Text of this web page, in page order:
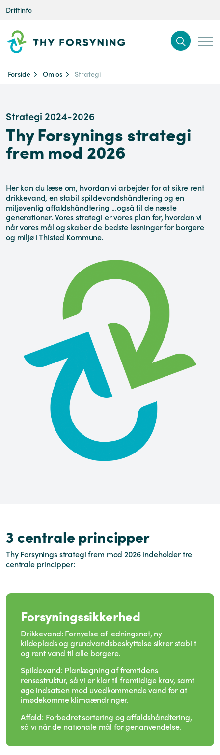
Driftinfo
Forside Om os Strategi
Strategi 2024-2026
Thy Forsynings strategi
frem mod 2026
Her kan du læse om, hvordan vi arbejder for at sikre rent
drikkevand, en stabil spildevandshåndtering og en
miljøvenlig affaldshåndtering ...også til de næste
generationer. Vores strategi er vores plan for, hvordan vi
når vores mål og skaber de bedste løsninger for borgere
og miljø i Thisted Kommune.
3 centrale principper
Thy Forsynings strategi frem mod 2026 indeholder tre
centrale principper:
Forsyningssikkerhed
Drikkevand: Fornyelse af ledningsnet, ny
kildeplads og grundvandsbeskyttelse sikrer stabilt
og rent vand til alle borgere.
Spildevand: Planlægning af fremtidens
rensestruktur, så vi er klar til fremtidige krav, samt
øge indsatsen mod uvedkommende vand for at
imødekomme klimaændringer.
Affald: Forbedret sortering og affaldshåndtering,
så vi når de nationale mål for genanvendelse.